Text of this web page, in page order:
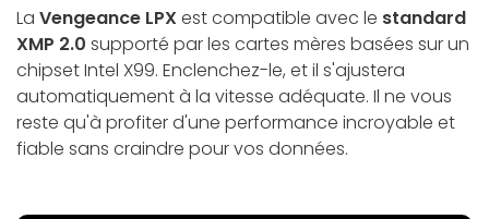
La Vengeance LPX est compatible avec le standard
XMP 2.0 supporté par les cartes mères basées sur un
chipset Intel X99. Enclenchez-le, et il s'ajustera
automatiquement à la vitesse adéquate. Il ne vous
reste qu'à profiter d'une performance incroyable et
fiable sans craindre pour vos données.